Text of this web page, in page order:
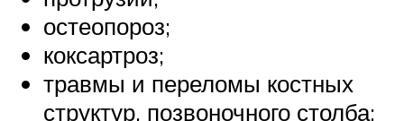
остеопороз;
коксартроз;
травмы и переломы костных
структур, позвоночного столба;